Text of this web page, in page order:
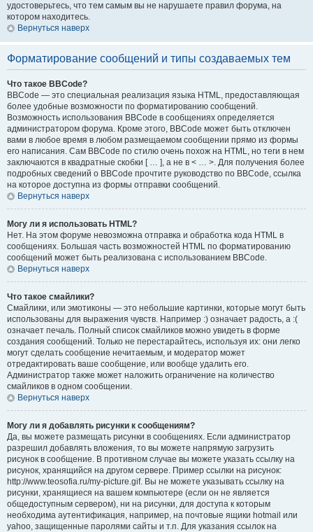
удостоверьтесь, что тем самым вы не нарушаете правил форума, на
котором находитесь.
Вернуться наверх
Форматирование сообщений и типы создаваемых тем
Что такое BBCode?
BBCode — это специальная реализация языка HTML, предоставляющая
более удобные возможности по форматированию сообщений.
Возможность использования BBCode в сообщениях определяется
администратором форума. Кроме этого, BBCode может быть отключен
вами в любое время в любом размещаемом сообщении прямо из формы
его написания. Сам BBCode по стилю очень похож на HTML, но теги в нем
заключаются в квадратные скобки [ … ], а не в < … >. Для получения более
подробных сведений о BBCode прочтите руководство по BBCode, ссылка
на которое доступна из формы отправки сообщений.
Вернуться наверх
Могу ли я использовать HTML?
Нет. На этом форуме невозможна отправка и обработка кода HTML в
сообщениях. Большая часть возможностей HTML по форматированию
сообщений может быть реализована с использованием BBCode.
Вернуться наверх
Что такое смайлики?
Смайлики, или эмотиконы — это небольшие картинки, которые могут быть
использованы для выражения чувств. Например :) означает радость, а :(
означает печаль. Полный список смайликов можно увидеть в форме
создания сообщений. Только не перестарайтесь, используя их: они легко
могут сделать сообщение нечитаемым, и модератор может
отредактировать ваше сообщение, или вообще удалить его.
Администратор также может наложить ограничение на количество
смайликов в одном сообщении.
Вернуться наверх
Могу ли я добавлять рисунки к сообщениям?
Да, вы можете размещать рисунки в сообщениях. Если администратор
разрешил добавлять вложения, то вы можете напрямую загрузить
рисунок в сообщение. В противном случае вы можете указать ссылку на
рисунок, хранящийся на другом сервере. Пример ссылки на рисунок:
http://www.teosofia.ru/my-picture.gif. Вы не можете указывать ссылку на
рисунки, хранящиеся на вашем компьютере (если он не является
общедоступным сервером), ни на рисунки, для доступа к которым
необходима аутентификация, например, на почтовые ящики hotmail или
yahoo, защищенные паролями сайты и т.п. Для указания ссылок на